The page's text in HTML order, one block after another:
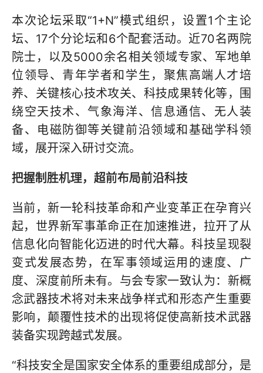
本次论坛采取“1+N”模式组织，设置1个主论
坛、17个分论坛和6个配套活动。近70名两院
院士，以及5000余名相关领域专家、军地单
位领导、青年学者和学生，聚焦高端人才培
养、关键核心技术攻关、科技成果转化等，围
绕空天技术、气象海洋、信息通信、无人装
备、电磁防御等关键前沿领域和基础学科领
域，展开深入研讨交流。
把握制胜机理，超前布局前沿科技
当前，新一轮科技革命和产业变革正在孕育兴
起，世界新军事革命正在加速推进，拉开了从
信息化向智能化迈进的时代大幕。科技呈现裂
变式发展态势，在军事领域运用的速度、广
度、深度前所未有。与会专家一致认为：新概
念武器技术将对未来战争样式和形态产生重要
影响，颠覆性技术的出现将促使高新技术武器
装备实现跨越式发展。
“科技安全是国家安全体系的重要组成部分，是